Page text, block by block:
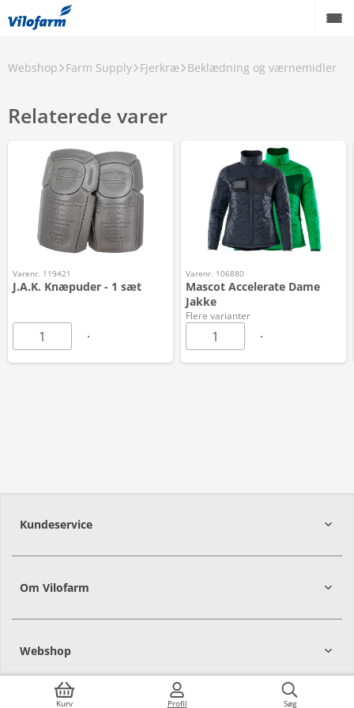
Kurv Profil Søg
Webshop Farm Supply Fjerkræ Beklædning og værnemidler
Relaterede varer
Varenr. 119421
J.A.K. Knæpuder - 1 sæt
Varenr. 106880
Mascot Accelerate Dame
Jakke
Flere varianter
Kundeservice
Om Vilofarm
Webshop